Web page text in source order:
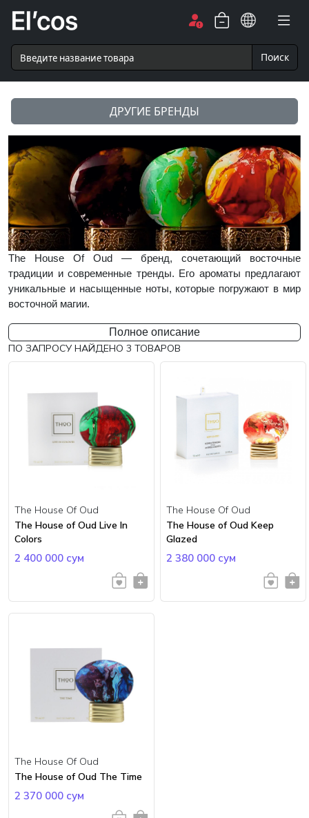
Поиск
ДРУГИЕ БРЕНДЫ
The House Of Oud — бренд, сочетающий восточные
традиции и современные тренды. Его ароматы предлагают
уникальные и насыщенные ноты, которые погружают в мир
восточной магии.
Полное описание
ПО ЗАПРОСУ НАЙДЕНО 3 ТОВАРОВ
The House Of Oud
The House of Oud Live In
Colors
2 400 000 сум
The House Of Oud
The House of Oud Keep
Glazed
2 380 000 сум
The House Of Oud
The House of Oud The Time
2 370 000 сум